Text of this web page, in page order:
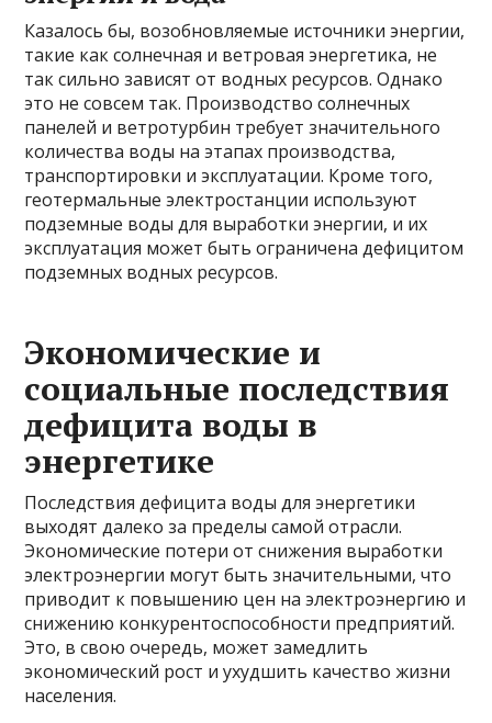
Казалось бы, возобновляемые источники энергии,
такие как солнечная и ветровая энергетика, не
так сильно зависят от водных ресурсов. Однако
это не совсем так. Производство солнечных
панелей и ветротурбин требует значительного
количества воды на этапах производства,
транспортировки и эксплуатации. Кроме того,
геотермальные электростанции используют
подземные воды для выработки энергии, и их
эксплуатация может быть ограничена дефицитом
подземных водных ресурсов.
Экономические и
социальные последствия
дефицита воды в
энергетике
Последствия дефицита воды для энергетики
выходят далеко за пределы самой отрасли.
Экономические потери от снижения выработки
электроэнергии могут быть значительными, что
приводит к повышению цен на электроэнергию и
снижению конкурентоспособности предприятий.
Это, в свою очередь, может замедлить
экономический рост и ухудшить качество жизни
населения.